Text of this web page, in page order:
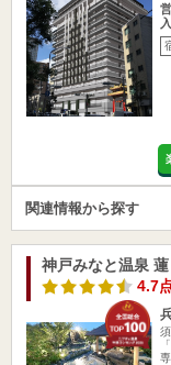
関連情報から探す
神戸みなと温泉 蓮
4.7